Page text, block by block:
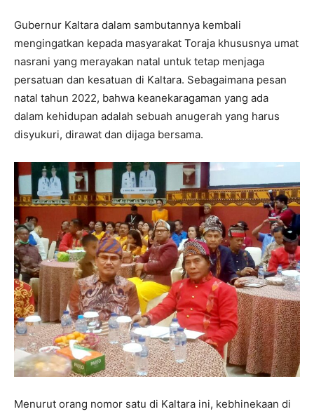
Gubernur Kaltara dalam sambutannya kembali
mengingatkan kepada masyarakat Toraja khususnya umat
nasrani yang merayakan natal untuk tetap menjaga
persatuan dan kesatuan di Kaltara. Sebagaimana pesan
natal tahun 2022, bahwa keanekaragaman yang ada
dalam kehidupan adalah sebuah anugerah yang harus
disyukuri, dirawat dan dijaga bersama.
Menurut orang nomor satu di Kaltara ini, kebhinekaan di